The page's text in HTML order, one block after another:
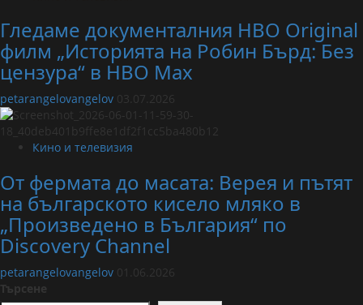
Гледаме документалния HBO Original
филм „Историята на Робин Бърд: Без
цензура“ в HBO Max
petarangelovangelov 03.07.2026
Кино и телевизия
От фермата до масата: Верея и пътят
на българското кисело мляко в
„Произведено в България“ по
Discovery Channel
petarangelovangelov
01.06.2026
Търсене